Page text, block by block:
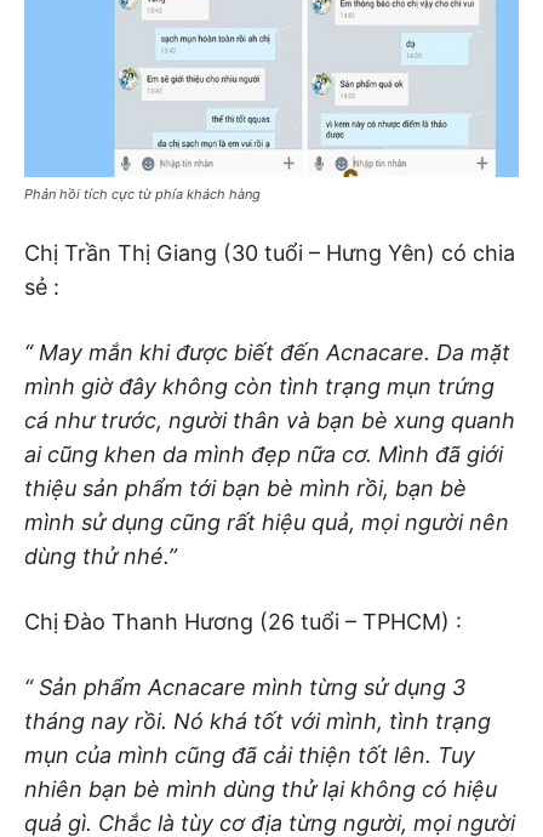
Phản hồi tích cực từ phía khách hàng
Chị Trần Thị Giang (30 tuổi – Hưng Yên) có chia
sẻ :
“ May mắn khi được biết đến Acnacare. Da mặt
mình giờ đây không còn tình trạng mụn trứng
cá như trước, người thân và bạn bè xung quanh
ai cũng khen da mình đẹp nữa cơ. Mình đã giới
thiệu sản phẩm tới bạn bè mình rồi, bạn bè
mình sử dụng cũng rất hiệu quả, mọi người nên
dùng thử nhé.”
Chị Đào Thanh Hương (26 tuổi – TPHCM) :
“ Sản phẩm Acnacare mình từng sử dụng 3
tháng nay rồi. Nó khá tốt với mình, tình trạng
mụn của mình cũng đã cải thiện tốt lên. Tuy
nhiên bạn bè mình dùng thử lại không có hiệu
quả gì. Chắc là tùy cơ địa từng người, mọi người